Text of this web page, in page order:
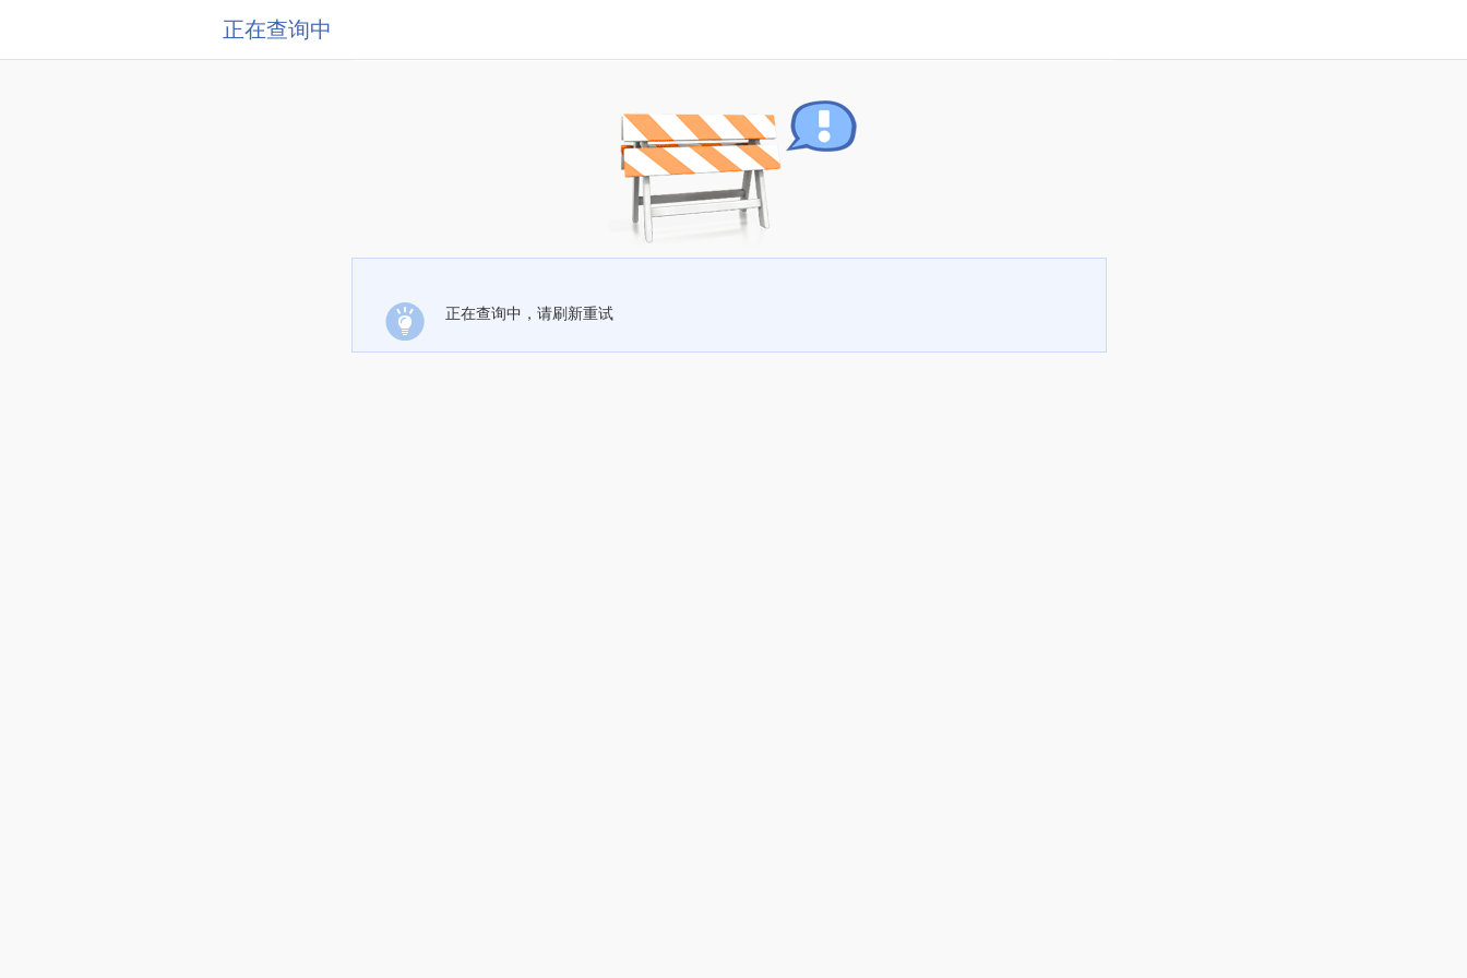
正在查询中
正在查询中，请刷新重试